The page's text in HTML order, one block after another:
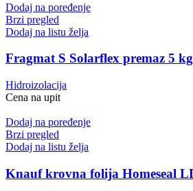
Dodaj na poređenje
Brzi pregled
Dodaj na listu želja
Fragmat S Solarflex premaz 5 kg
Hidroizolacija
Cena na upit
Dodaj na poređenje
Brzi pregled
Dodaj na listu želja
Knauf krovna folija Homeseal